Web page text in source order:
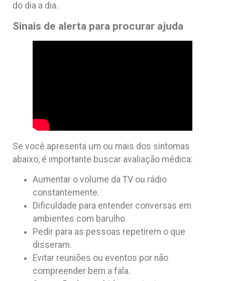
do dia a dia.
Sinais de alerta para procurar ajuda
Se você apresenta um ou mais dos sintomas
abaixo, é importante buscar avaliação médica:
Aumentar o volume da TV ou rádio
constantemente.
Dificuldade para entender conversas em
ambientes com barulho.
Pedir para as pessoas repetirem o que
disseram.
Evitar reuniões ou eventos por não
compreender bem a fala.